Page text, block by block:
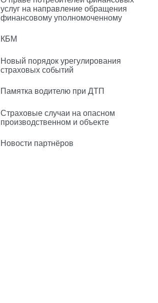
услуг на направление обращения
финансовому уполномоченному
КБМ
Новый порядок урегулирования
страховых событий
Памятка водителю при ДТП
Страховые случаи на опасном
производственном и объекте
Новости партнёров